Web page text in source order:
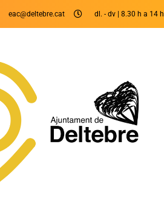
eac@deltebre.cat dl. - dv | 8.30 h a 14 h